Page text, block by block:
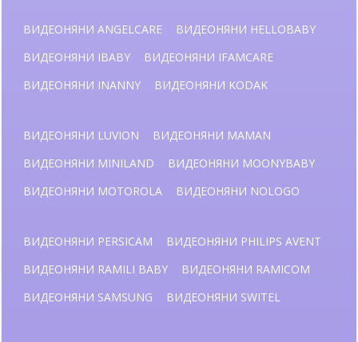
ВИДЕОНЯНИ ANGELCARE
ВИДЕОНЯНИ HELLOBABY
ВИДЕОНЯНИ IBABY
ВИДЕОНЯНИ IFAMCARE
ВИДЕОНЯНИ INANNY
ВИДЕОНЯНИ KODAK
ВИДЕОНЯНИ LUVION
ВИДЕОНЯНИ MAMAN
ВИДЕОНЯНИ MINILAND
ВИДЕОНЯНИ MOONYBABY
ВИДЕОНЯНИ MOTOROLA
ВИДЕОНЯНИ NOLOGO
ВИДЕОНЯНИ PERSICAM
ВИДЕОНЯНИ PHILIPS AVENT
ВИДЕОНЯНИ RAMILI BABY
ВИДЕОНЯНИ RAMICOM
ВИДЕОНЯНИ SAMSUNG
ВИДЕОНЯНИ SWITEL